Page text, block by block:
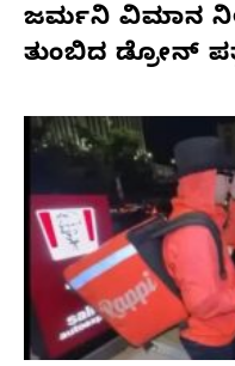
ಜರ್ಮನಿ ವಿಮಾನ
ತುಂಬಿದ ಡ್ರೋನ್